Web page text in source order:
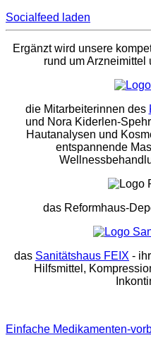
Socialfeed laden
Ergänzt wird unsere
rund um Arzneimittel
die Mitarbeiterinnen des
und Nora Kiderlen-
Hautanalysen und
entspannende
das Reformhaus-
das Sanitätshaus FEIX -
Hilfsmittel,
Einfache Medikamenten-